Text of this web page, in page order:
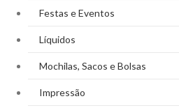
Festas e Eventos
Líquidos
Mochilas, Sacos e Bolsas
Impressão